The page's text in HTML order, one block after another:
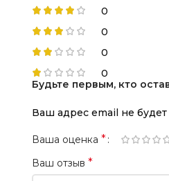
0
0
0
0
Будьте первым, кто
Ваш адрес email не будет
Ваша оценка *
Ваш отзыв *